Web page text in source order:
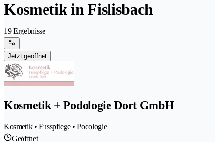
Kosmetik in Fislisbach
19 Ergebnisse
Jetzt geöffnet
Kosmetik + Podologie Dort GmbH
Kosmetik • Fusspflege • Podologie
Geöffnet